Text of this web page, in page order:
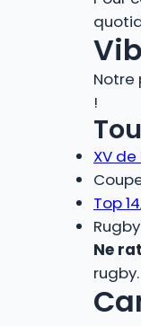
Notre
!
XV
Top 14
Ne
rugby.